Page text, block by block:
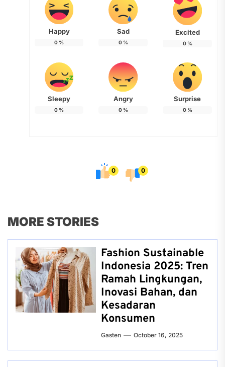
Happy
0 %
Sad
0%
Excited
0%
Sleepy
0 %
Angry
0%
Surprise
0%
0 0
MORE STORIES
Fashion Sustainable
Indonesia 2025: Tren
Ramah Lingkungan,
Inovasi Bahan, dan
Kesadaran
Konsumen
Gasten October 16, 2025